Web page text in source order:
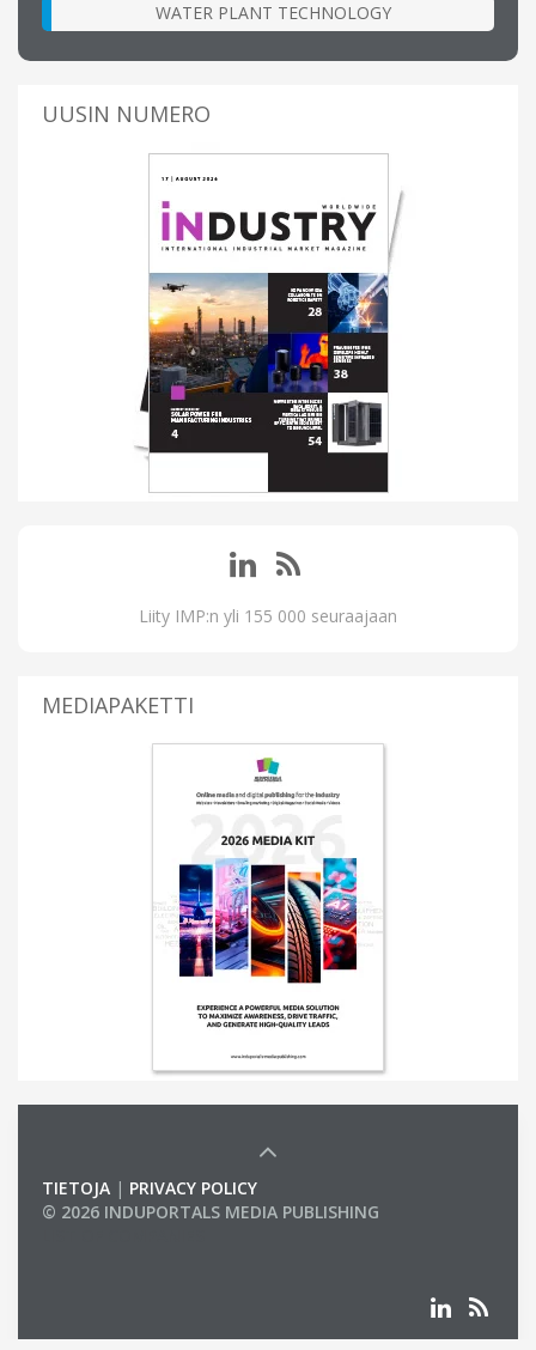
WATER PLANT TECHNOLOGY
UUSIN NUMERO
Liity IMP:n yli 155 000 seuraajaan
MEDIAPAKETTI
TIETOJA | PRIVACY POLICY
© 2026 INDUPORTALS MEDIA PUBLISHING